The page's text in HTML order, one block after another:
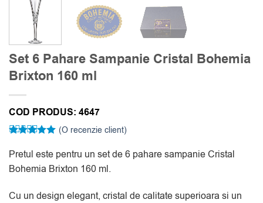
Set 6 Pahare Sampanie Cristal Bohemia
Brixton 160 ml
COD PRODUS: 4647
5din 5 pe
baza unei
singure
(O recenzie client)
Pretul este pentru un set de 6 pahare sampanie Cristal
Bohemia Brixton 160 ml.
Cu un design elegant, cristal de calitate superioara si un